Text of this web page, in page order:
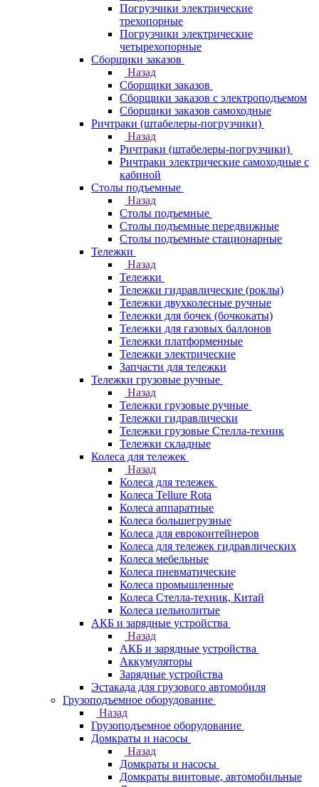
Погрузчики электрические
трехопорные
Погрузчики электрические
четырехопорные
Сборщики заказов
Назад
Сборщики заказов
Сборщики заказов с электроподъемом
Сборщики заказов самоходные
Ричтраки (штабелеры-погрузчики)
Назад
Ричтраки (штабелеры-погрузчики)
Ричтраки электрические самоходные с
кабиной
Столы подъемные
Назад
Столы подъемные
Столы подъемные передвижные
Столы подъемные стационарные
Тележки
Назад
Тележки
Тележки гидравлические (роклы)
Тележки двухколесные ручные
Тележки для бочек (бочкокаты)
Тележки для газовых баллонов
Тележки платформенные
Тележки электрические
Запчасти для тележки
Тележки грузовые ручные
Назад
Тележки грузовые ручные
Тележки гидравлически
Тележки грузовые Стелла-техник
Тележки складные
Колеса для тележек
Назад
Колеса для тележек
Колеса Tellure Rota
Колеса аппаратные
Колеса большегрузные
Колеса для евроконтейнеров
Колеса для тележек гидравлических
Колеса мебельные
Колеса пневматические
Колеса промышленные
Колеса Стелла-техник, Китай
Колеса цельнолитые
АКБ и зарядные устройства
Назад
АКБ и зарядные устройства
Аккумуляторы
Зарядные устройства
Эстакада для грузового автомобиля
Грузоподъемное оборудование
Назад
Грузоподъемное оборудование
Домкраты и насосы
Назад
Домкраты и насосы
Домкраты винтовые, автомобильные